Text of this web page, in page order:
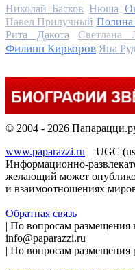
Николай Басков Нюша
Павел Прилучный Полина
Рита Дакота
Светлана
Филипп Киркоров Яна
© 2004 - 2026
www.paparazzi.ru – UGC
Информационно-
желающий может
и взаимоотношениях
Обратная связь
| По вопросам размещения
info@paparazzi.ru
| По вопросам размещения